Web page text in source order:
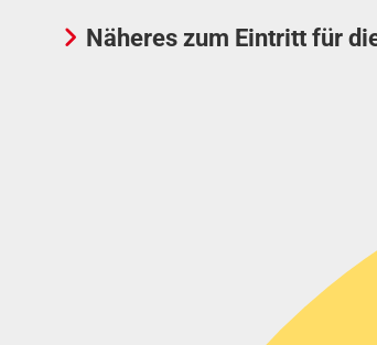
Näheres zum Eintritt für